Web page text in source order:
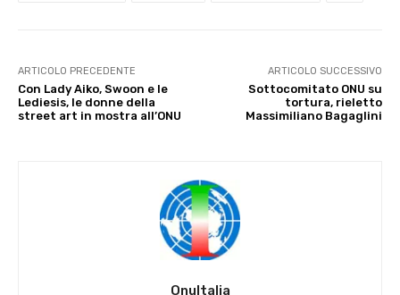
ARTICOLO PRECEDENTE
Con Lady Aiko, Swoon e le
Lediesis, le donne della
street art in mostra all’ONU
ARTICOLO SUCCESSIVO
Sottocomitato ONU su
tortura, rieletto
Massimiliano Bagaglini
OnuItalia